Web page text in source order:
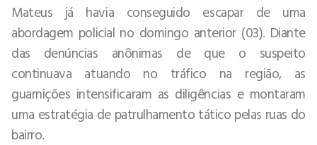
Mateus já havia conseguido escapar de uma
abordagem policial no domingo anterior (03). Diante
das denúncias anônimas de que o suspeito
continuava atuando no tráfico na região, as
guarnições intensificaram as diligências e montaram
uma estratégia de patrulhamento tático pelas ruas do
bairro.